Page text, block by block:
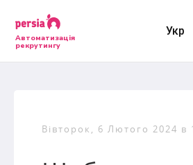
Автоматизація
рекрутингу
Укр
Вівторок, 6 Лютого 2024 в